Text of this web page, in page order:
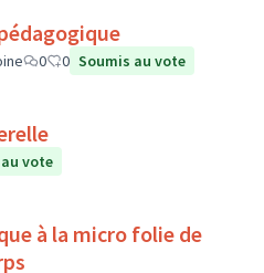
0 0 Soumis au vote
vote
à la micro folie de